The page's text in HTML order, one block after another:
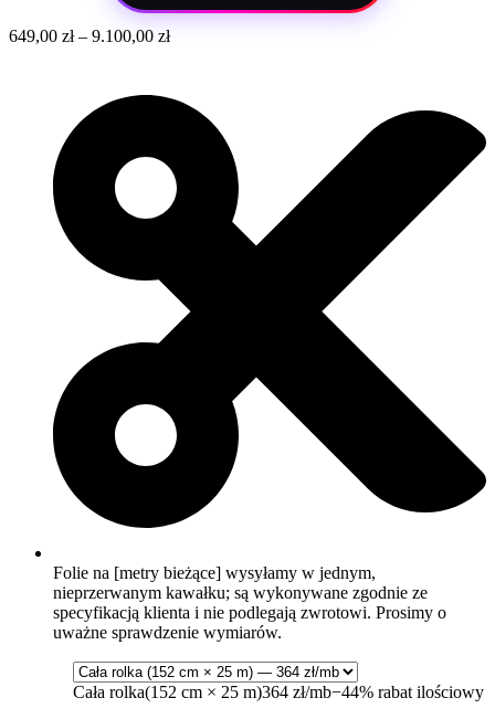
649,00 zł– 9.100,00 zł
Folie na [metry bieżące] wysyłamy w jednym,
nieprzerwanym kawałku; są wykonywane zgodnie ze
specyfikacją klienta i nie podlegają zwrotowi. Prosimy o
uważne sprawdzenie wymiarów.
Cała rolka(152 cm × 25 m)364 zł/mb−44% rabat ilościowy